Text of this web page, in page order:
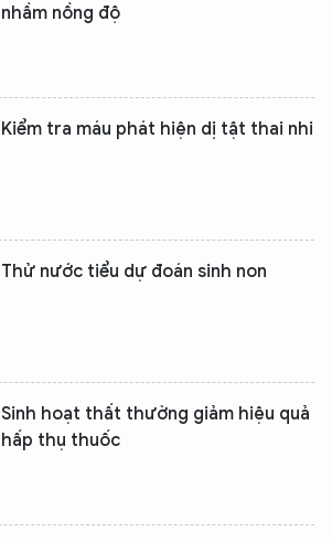
nhầm nồng độ
Kiểm tra máu phát hiện dị tật thai nhi
Thử nước tiểu dự đoán sinh non
Sinh hoạt thất thường giảm hiệu quả
hấp thụ thuốc